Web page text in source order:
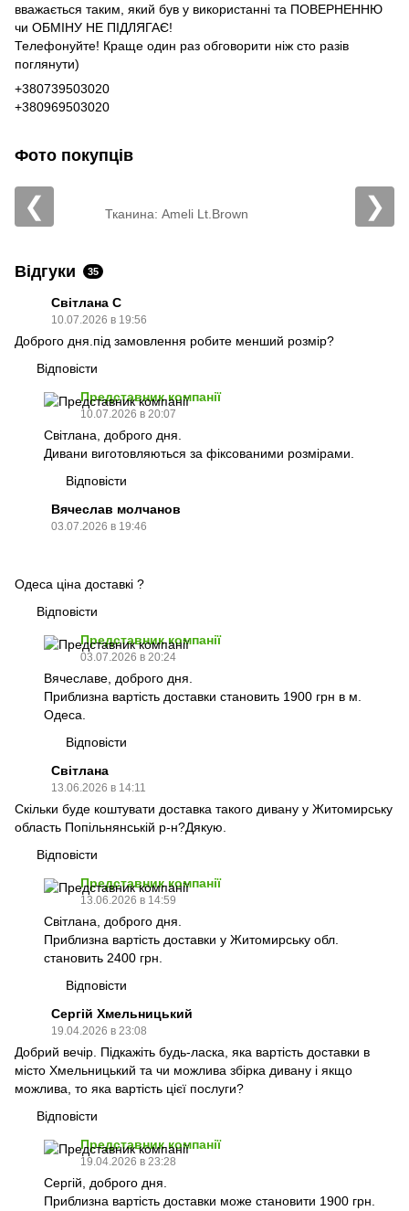
вважається таким, який був у використанні та ПОВЕРНЕННЮ
чи ОБМІНУ НЕ ПІДЛЯГАЄ!
Телефонуйте! Краще один раз обговорити ніж сто разів
поглянути)
+380739503020
+380969503020
Фото покупців
❮ Тканина: Ameli Lt.Brown ❯
Відгуки 35
Світлана С
10.07.2026 в 19:56
Доброго дня.під замовлення робите менший розмір?
Відповісти
Представник компанії
10.07.2026 в 20:07
Світлана, доброго дня.
Дивани виготовляються за фіксованими розмірами.
Відповісти
Вячеслав молчанов
03.07.2026 в 19:46
Одеса ціна доставкі ?
Відповісти
Представник компанії
03.07.2026 в 20:24
Вячеславе, доброго дня.
Приблизна вартість доставки становить 1900 грн в м.
Одеса.
Відповісти
Світлана
13.06.2026 в 14:11
Скільки буде коштувати доставка такого дивану у Житомирську
область Попільнянській р-н?Дякую.
Відповісти
Представник компанії
13.06.2026 в 14:59
Світлана, доброго дня.
Приблизна вартість доставки у Житомирську обл.
становить 2400 грн.
Відповісти
Сергій Хмельницький
19.04.2026 в 23:08
Добрий вечір. Підкажіть будь-ласка, яка вартість доставки в
місто Хмельницький та чи можлива збірка дивану і якщо
можлива, то яка вартість цієї послуги?
Відповісти
Представник компанії
19.04.2026 в 23:28
Сергій, доброго дня.
Приблизна вартість доставки може становити 1900 грн.